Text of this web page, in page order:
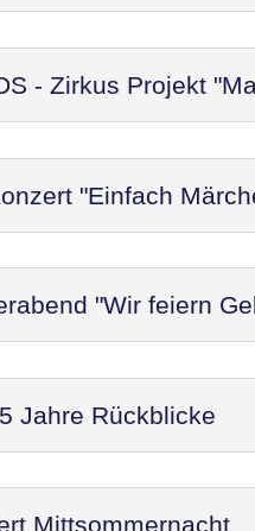
- Zirkus Projekt
"Einfach
"Wir feiern
Jahre Rückblicke
Mittsommernacht